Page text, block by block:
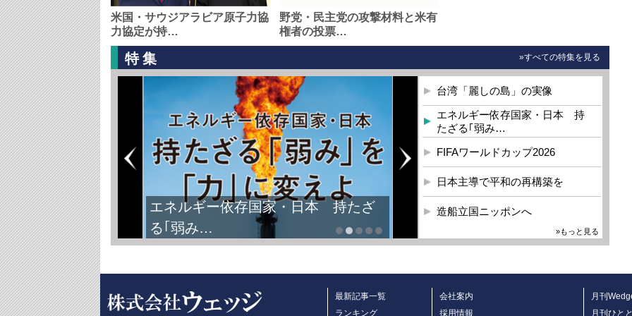
米国・サウジアラビア原子力協
力協定が持…
野党・民主党の攻撃材料と米有
権者の投票…
特集 »すべての特集を見る
エネルギー依存国家・日本 持たざ
る｢弱み…
台湾「麗しの島」の実像
エネルギー依存国家・日本 持
たざる｢弱み…
FIFAワールドカップ2026
日本主導で平和の再構築を
造船立国ニッポンへ
»もっと見る
最新記事一覧
ランキング
会社案内
採用情報
月刊
月刊ひと